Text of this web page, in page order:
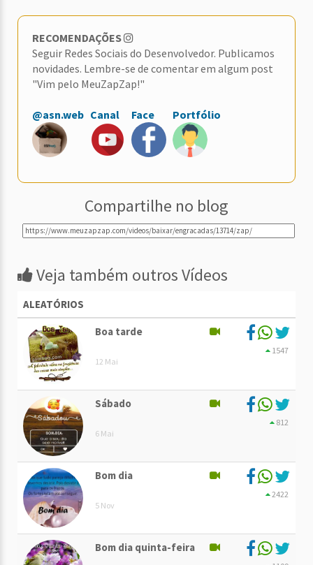
RECOMENDAÇÕES
Seguir Redes Sociais do Desenvolvedor. Publicamos
novidades. Lembre-se de comentar em algum post
"Vim pelo MeuZapZap!"
@asn.web Canal Face Portfólio
Compartilhe no blog
Veja também outros Vídeos
ALEATÓRIOS
Boa tarde
12 Mai
1547
Sábado
6 Mai
812
Bom dia
5 Nov
2422
Bom dia quinta-feira